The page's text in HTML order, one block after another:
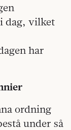
dag, vilket
har
ordning
under så